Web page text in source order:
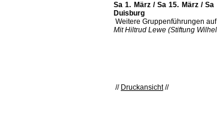
Sa 1. März / Sa 15. März /
Duisburg
Weitere Gruppenführungen
Mit Hiltrud Lewe (Stiftung
// Druckansicht//